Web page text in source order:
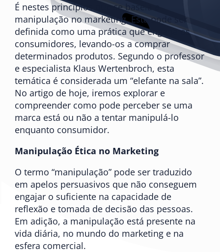
É nestes princípios que se baseia a
manipulação no marketing. Esta pode ser
definida como uma prática que engana os
consumidores, levando-os a comprar
determinados produtos. Segundo o professor
e especialista Klaus Wertenbroch, esta
temática é considerada um “elefante na sala”.
No artigo de hoje, iremos explorar e
compreender como pode perceber se uma
marca está ou não a tentar manipulá-lo
enquanto consumidor.
Manipulação Ética no Marketing
O termo “manipulação” pode ser traduzido
em apelos persuasivos que não conseguem
engajar o suficiente na capacidade de
reflexão e tomada de decisão das pessoas.
Em adição, a manipulação está presente na
vida diária, no mundo do marketing e na
esfera comercial.